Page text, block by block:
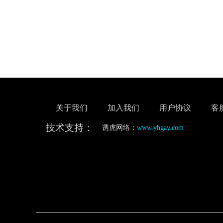
关于我们 加入我们 用户协议 客
技术支持： 诱虎网络： www.yhgay.com